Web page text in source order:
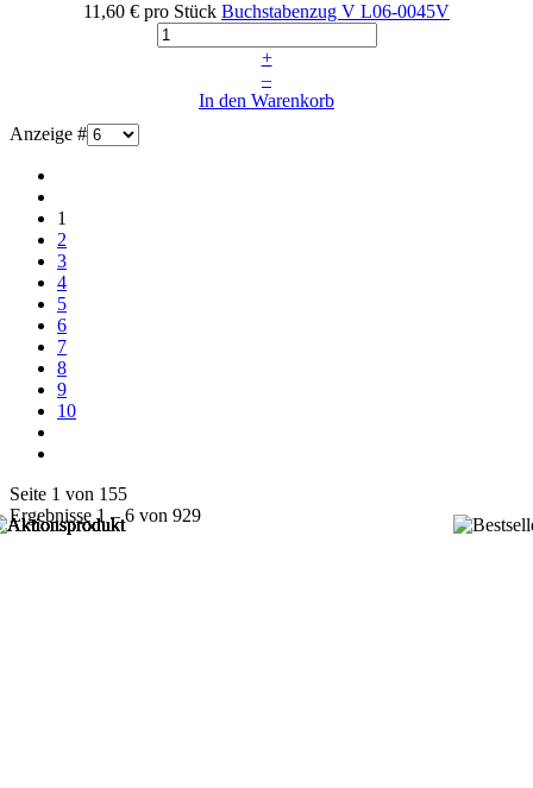
11,60 € pro Stück Buchstabenzug V L06-0045V
+
–
In den Warenkorb
Anzeige #
1
2
3
4
5
6
7
8
9
10
Seite 1 von 155
Ergebnisse 1 – 6 von 929